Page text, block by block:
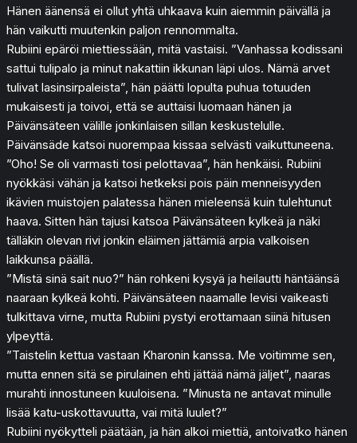
Hänen äänensä ei ollut yhtä uhkaava kuin aiemmin päivällä ja
hän vaikutti muutenkin paljon rennommalta.
Rubiini epäröi miettiessään, mitä vastaisi. ”Vanhassa kodissani
sattui tulipalo ja minut nakattiin ikkunan läpi ulos. Nämä arvet
tulivat lasinsirpaleista”, hän päätti lopulta puhua totuuden
mukaisesti ja toivoi, että se auttaisi luomaan hänen ja
Päivänsäteen välille jonkinlaisen sillan keskustelulle.
Päivänsäde katsoi nuorempaa kissaa selvästi vaikuttuneena.
”Oho! Se oli varmasti tosi pelottavaa”, hän henkäisi. Rubiini
nyökkäsi vähän ja katsoi hetkeksi pois päin menneisyyden
ikävien muistojen palatessa hänen mieleensä kuin tulehtunut
haava. Sitten hän tajusi katsoa Päivänsäteen kylkeä ja näki
tälläkin olevan rivi jonkin eläimen jättämiä arpia valkoisen
laikkunsa päällä.
”Mistä sinä sait nuo?” hän rohkeni kysyä ja heilautti häntäänsä
naaraan kylkeä kohti. Päivänsäteen naamalle levisi vaikeasti
tulkittava virne, mutta Rubiini pystyi erottamaan siinä hitusen
ylpeyttä.
”Taistelin kettua vastaan Kharonin kanssa. Me voitimme sen,
mutta ennen sitä se pirulainen ehti jättää nämä jäljet”, naaras
murahti innostuneen kuuloisena. ”Minusta ne antavat minulle
lisää katu-uskottavuutta, vai mitä luulet?”
Rubiini nyökytteli päätään, ja hän alkoi miettiä, antoivatko hänen